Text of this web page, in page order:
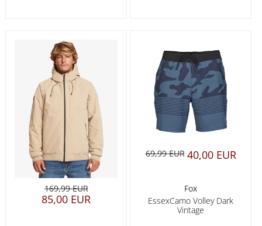
169,99 EUR
85,00 EUR
69,99 EUR 40,00 EUR
Fox
EssexCamo Volley Dark
Vintage